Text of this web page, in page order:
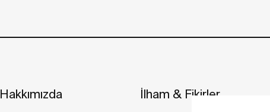
Hakkımızda İlham & Fikirler